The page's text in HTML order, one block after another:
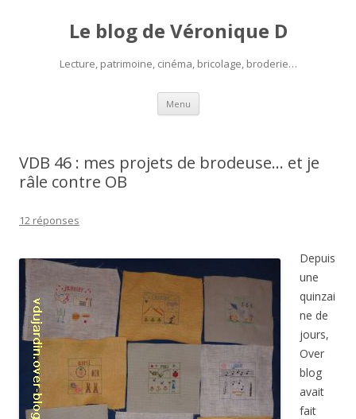
Le blog de Véronique D
Lecture, patrimoine, cinéma, bricolage, broderie…
Menu Aller
contenu
VDB 46 : mes projets de brodeuse… et je
râle contre OB
12 réponses
Depuis
une
quinzai
ne de
jours,
Over
blog
avait
fait